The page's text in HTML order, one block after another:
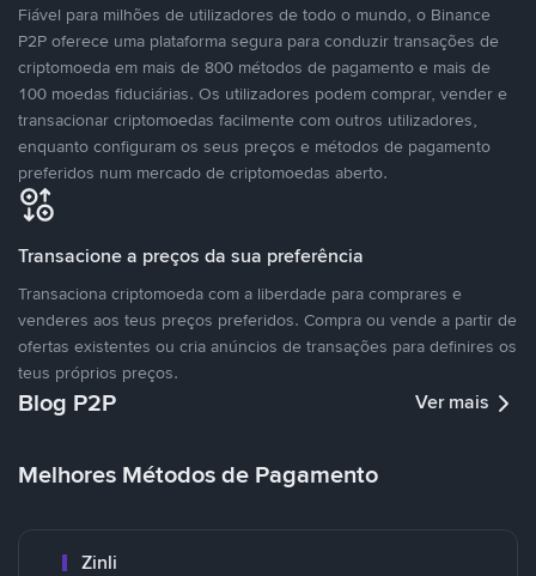
Fiável para milhões de utilizadores de todo o mundo, o Binance
P2P oferece uma plataforma segura para conduzir transações de
criptomoeda em mais de 800 métodos de pagamento e mais de
100 moedas fiduciárias. Os utilizadores podem comprar, vender e
transacionar criptomoedas facilmente com outros utilizadores,
enquanto configuram os seus preços e métodos de pagamento
preferidos num mercado de criptomoedas aberto.
Transacione a preços da sua preferência
Transaciona criptomoeda com a liberdade para comprares e
venderes aos teus preços preferidos. Compra ou vende a partir de
ofertas existentes ou cria anúncios de transações para definires os
teus próprios preços.
Blog P2P Ver mais
Melhores Métodos de Pagamento
Zinli